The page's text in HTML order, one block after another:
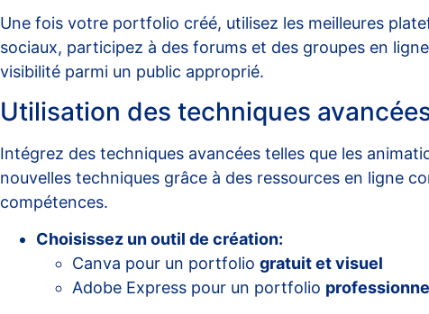
Une fois votre portfolio créé, utilisez les meilleures
sociaux, participez à des forums et des groupes en
visibilité parmi un public approprié.
Utilisation des techniques
Intégrez des techniques avancées telles que les
nouvelles techniques grâce à des ressources en ligne
compétences.
Choisissez un outil de création:
Canva pour un portfolio gratuit et visuel
Adobe Express pour un portfolio